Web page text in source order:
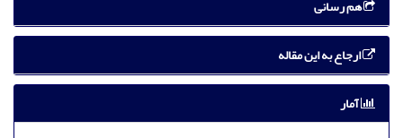
هم رسانی
ارجاع به این مقاله
آمار